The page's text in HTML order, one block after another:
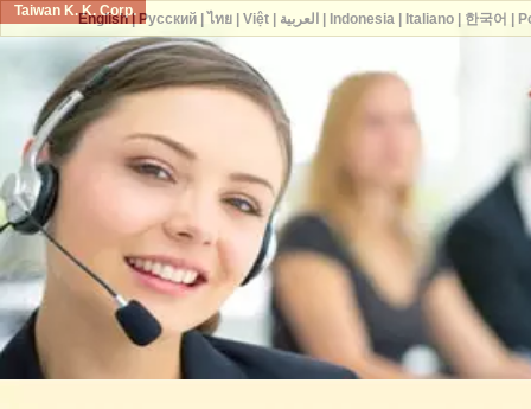
Taiwan K. K. Corp.
English| Русский| ไทย| Việt| العربية Indonesia| Italiano| 한국어